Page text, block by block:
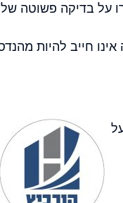
על בדיקה פשוטה של
חייב להיות